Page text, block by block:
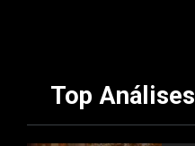
Top Análises